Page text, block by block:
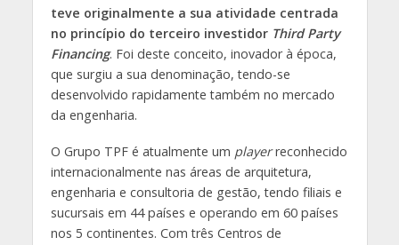
teve originalmente a sua atividade centrada
no princípio do terceiro investidor Third Party
Financing. Foi deste conceito, inovador à época,
que surgiu a sua denominação, tendo-se
desenvolvido rapidamente também no mercado
da engenharia.
O Grupo TPF é atualmente um playerreconhecido
internacionalmente nas áreas de arquitetura,
engenharia e consultoria de gestão, tendo filiais e
sucursais em 44 países e operando em 60 países
nos 5 continentes. Com três Centros de